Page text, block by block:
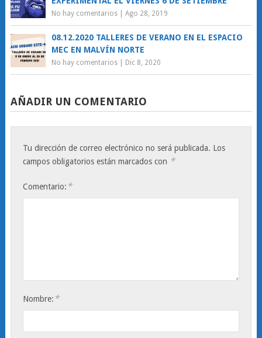
No hay comentarios| Ago 28, 2019
08.12.2020 TALLERES DE VERANO EN EL ESPACIO
MEC EN MALVÍN NORTE
No hay comentarios| Dic 8, 2020
AÑADIR UN COMENTARIO
Tu dirección de correo electrónico no será publicada. Los
campos obligatorios están marcados con *
Comentario: *
Nombre: *